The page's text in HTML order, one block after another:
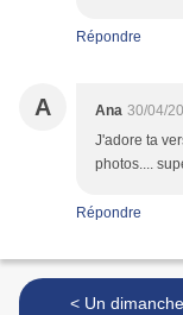
Répondre
A Ana 30/04/
J'adore ta
photos....
Répondre
< Un dimanche en